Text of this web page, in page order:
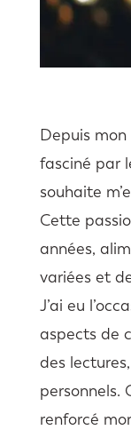
Depuis mon
fasciné par
souhaite
Cette
années,
variées et
J’ai eu
aspects de
des
personnels.
renforcé